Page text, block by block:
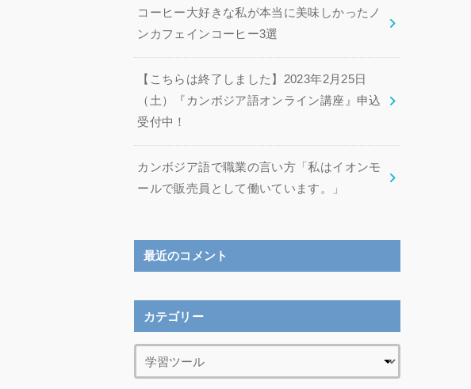
コーヒー大好きな私が本当に美味しかったノ
ンカフェインコーヒー3選
【こちらは終了しました】2023年2月25日
（土）『カンボジア語オンライン講座』申込
受付中！
カンボジア語で職業の言い方「私はイオンモ
ールで販売員として働いています。」
最近のコメント
カテゴリー